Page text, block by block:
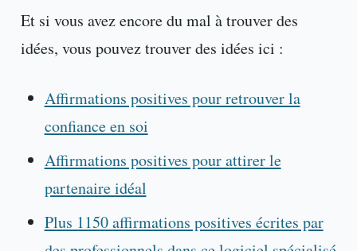
Et si vous avez encore du mal à trouver des
idées, vous pouvez trouver des idées ici :
Affirmations positives pour retrouver la
confiance en soi
Affirmations positives pour attirer le
partenaire idéal
Plus 1150 affirmations positives écrites par